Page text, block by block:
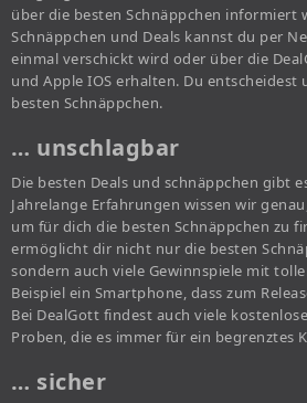
über die besten Schnäppchen informiert
Schnäppchen und Deals kannst du per
einmal verschickt wird oder über die
und Apple IOS erhalten. Du
besten Schnäppchen.
… unschlagbar
Die besten Deals und schnäppchen gibt
Jahrelange Erfahrungen wissen wir
um für dich die besten Schnäppchen zu
ermöglicht dir nicht nur die besten
sondern auch viele Gewinnspiele mit
Beispiel ein Smartphone, dass zum
Bei DealGott findest auch viele
Proben, die es immer für ein begrenztes
… sicher